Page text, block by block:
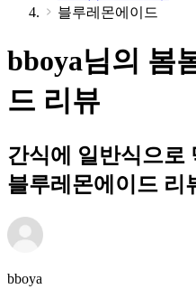
블루레몬에이드
bboya님의 봄
드 리뷰
간식에 일반식으로
블루레몬에이드 리
bboya